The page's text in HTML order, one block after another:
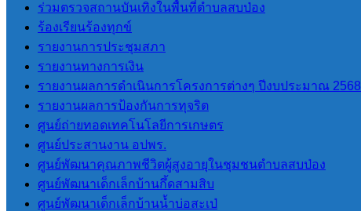
ร่วมตรวจสถานบันเทิงในพื้นที่ตำบลสบป่อง
ร้องเรียนร้องทุกข์
รายงานการประชุมสภา
รายงานทางการเงิน
รายงานผลการดำเนินการโครงการต่างๆ ปีงบประมาณ 2568
รายงานผลการป้องกันการทุจริต
ศูนย์ถ่ายทอดเทคโนโลยีการเกษตร
ศูนย์ประสานงาน อปพร.
ศูนย์พัฒนาคุณภาพชีวิตผู้สูงอายุในชุมชนตำบลสบป่อง
ศูนย์พัฒนาเด็กเล็กบ้านกึ้ดสามสิบ
ศูนย์พัฒนาเด็กเล็กบ้านน้ำบ่อสะเป่
การประเมินคุณธรรมและ ความ
โปร่งใสของ อปท. (ITA) 2565
การประเมินคุณธรรมและ ความ
โปร่งใสของ อปท. (ITA) 2566
การประเมินคุณธรรมและความ
โปร่งใสของ อปท. (ITA) 2567
การประเมินคุณธรรมและความ
โปร่งใสของ อปท. (ITA) 2568
การประเมินคุณธรรมและความ
โปร่งใสของ อปท. (ITA) 2569